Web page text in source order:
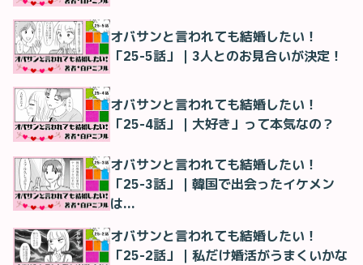
オバサンと言われても結婚したい！
「25-5話」｜3人とのお見合いが決定！
オバサンと言われても結婚したい！
「25-4話」｜大好き」って本気なの？
オバサンと言われても結婚したい！
「25-3話」｜韓国で出会ったイケメン
は…
オバサンと言われても結婚したい！
「25-2話」｜私だけ婚活がうまくいかな